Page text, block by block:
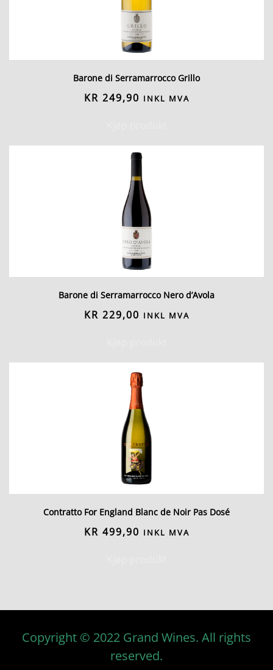
Barone di Serramarrocco Grillo
KR 249,90 INKL MVA
Barone di Serramarrocco Nero d’Avola
KR 229,00 INKL MVA
Contratto For England Blanc de Noir Pas Dosé
KR 499,90 INKL MVA
Copyright © 2022 Grand Wines. All rights
reserved.